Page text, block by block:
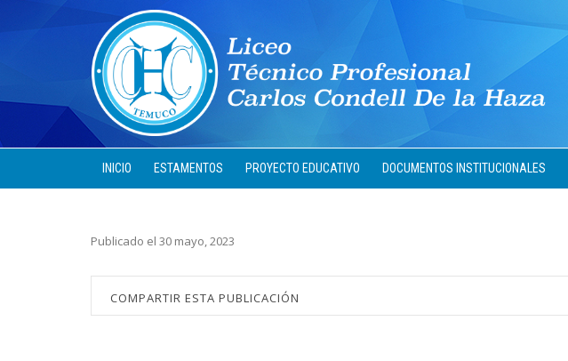
INICIO ESTAMENTOS PROYECTO EDUCATIVO DOCUMENTOS INSTITUCIONALES
Publicado el 30 mayo, 2023
COMPARTIR ESTA PUBLICACIÓN